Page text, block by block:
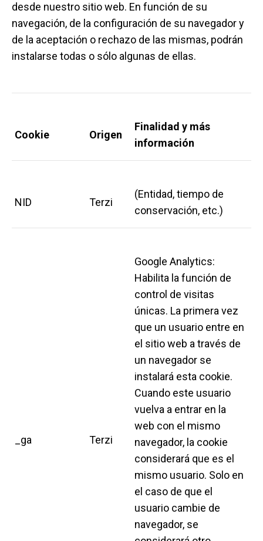
desde nuestro sitio web. En función de su
navegación, de la configuración de su navegador y
de la aceptación o rechazo de las mismas, podrán
instalarse todas o sólo algunas de ellas.
Cookie Origen
Finalidad y más
información
NID Terzi
(Entidad, tiempo de
conservación, etc.)
_ga Terzi
Google Analytics:
Habilita la función de
control de visitas
únicas. La primera vez
que un usuario entre en
el sitio web a través de
un navegador se
instalará esta cookie.
Cuando este usuario
vuelva a entrar en la
web con el mismo
navegador, la cookie
considerará que es el
mismo usuario. Solo en
el caso de que el
usuario cambie de
navegador, se